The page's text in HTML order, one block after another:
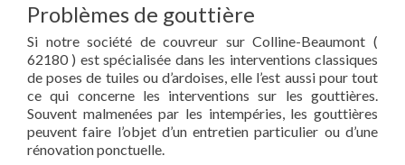
Problèmes de gouttière
Si notre société de couvreur sur Colline-Beaumont (
62180 ) est spécialisée dans les interventions classiques
de poses de tuiles ou d’ardoises, elle l’est aussi pour tout
ce qui concerne les interventions sur les gouttières.
Souvent malmenées par les intempéries, les gouttières
peuvent faire l’objet d’un entretien particulier ou d’une
rénovation ponctuelle.